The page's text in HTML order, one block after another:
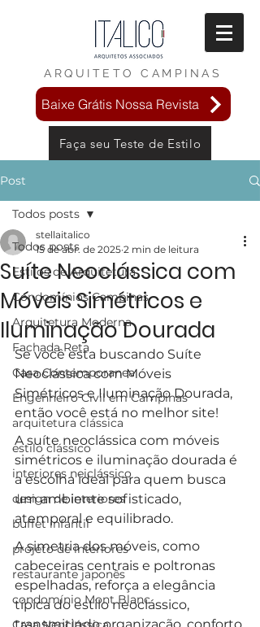
ARQUITETO CAMPINAS
Baixe Grátis Nossa Revista
Faça seu Teste de Estilo
Post
Todos posts
Estilos de Arquitetura
Condomínios Campinas
Arquitetura Moderna
Fachada Reta
Casa Contemporanea
Engenheiro Civil em Campinas
arquitetura clássica
estilo clássico
interiores neiclássico
design de interiores
buffet infantil
projeto de interiores
restaurante japonês
condomínio Mont Blanc
Todos posts
Suíte Neoclássica com
Móveis Simétricos e
Iluminação Dourada
stellaitalico
15 de abr. de 2025 2 min de leitura
Se você esta buscando Suíte
Neoclássica com Móveis
Simétricos e Iluminação Dourada,
então você está no melhor site!
A suíte neoclássica com móveis
simétricos e iluminação dourada é
a escolha ideal para quem busca
um ambiente sofisticado,
atemporal e equilibrado.
A simetria dos móveis, como
cabeceiras centrais e poltronas
espelhadas, reforça a elegância
típica do estilo neoclássico,